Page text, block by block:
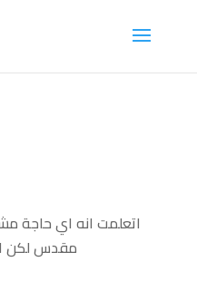
اتعلمت انه اي حاجة
مقدس لكن